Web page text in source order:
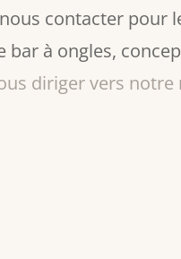
contacter pour
à ongles,
diriger vers notre